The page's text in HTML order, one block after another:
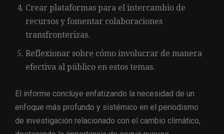
Crear plataformas para el intercambio de
recursos y fomentar colaboraciones
transfronterizas.
Reflexionar sobre cómo involucrar de manera
efectiva al público en estos temas.
El informe concluye enfatizando la necesidad de un
enfoque más profundo y sistémico en el periodismo
de investigación relacionado con el cambio climático,